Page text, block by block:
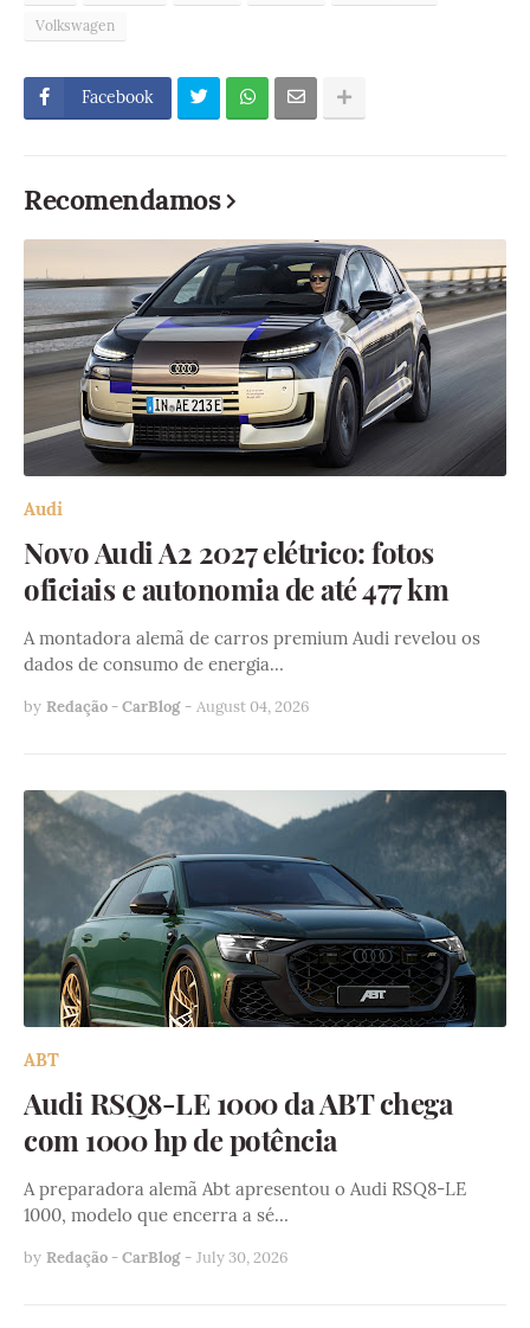
Volkswagen
Facebook
Recomendamos
Audi
Novo Audi A2 2027 elétrico: fotos
oficiais e autonomia de até 477 km
A montadora alemã de carros premium Audi revelou os
dados de consumo de energia…
by Redação - CarBlog - August 04, 2026
ABT
Audi RSQ8-LE 1000 da ABT chega
com 1000 hp de potência
A preparadora alemã Abt apresentou o Audi RSQ8-LE
1000, modelo que encerra a sé…
by Redação - CarBlog - July 30, 2026